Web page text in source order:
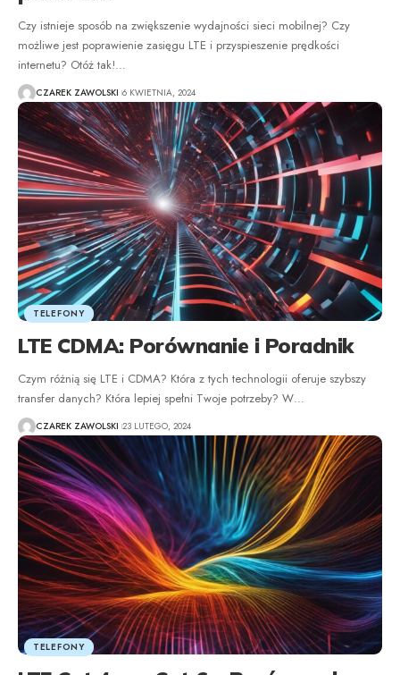
Czy istnieje sposób na zwiększenie wydajności sieci mobilnej? Czy
możliwe jest poprawienie zasięgu LTE i przyspieszenie prędkości
internetu? Otóż tak!…
CZAREK ZAWOLSKI 6 KWIETNIA, 2024
TELEFONY
LTE CDMA: Porównanie i Poradnik
Czym różnią się LTE i CDMA? Która z tych technologii oferuje szybszy
transfer danych? Która lepiej spełni Twoje potrzeby? W…
CZAREK ZAWOLSKI 23 LUTEGO, 2024
TELEFONY